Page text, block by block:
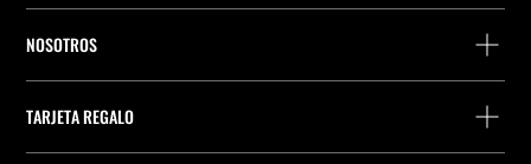
Detalle precio perfumes
Encuentra tu ticket
NOSOTROS
Empresa
TARJETA REGALO